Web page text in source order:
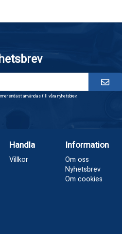
endast användas till våra nyhetsbrev.
Handla
Villkor
Information
Om oss
Nyhetsbrev
Om cookies